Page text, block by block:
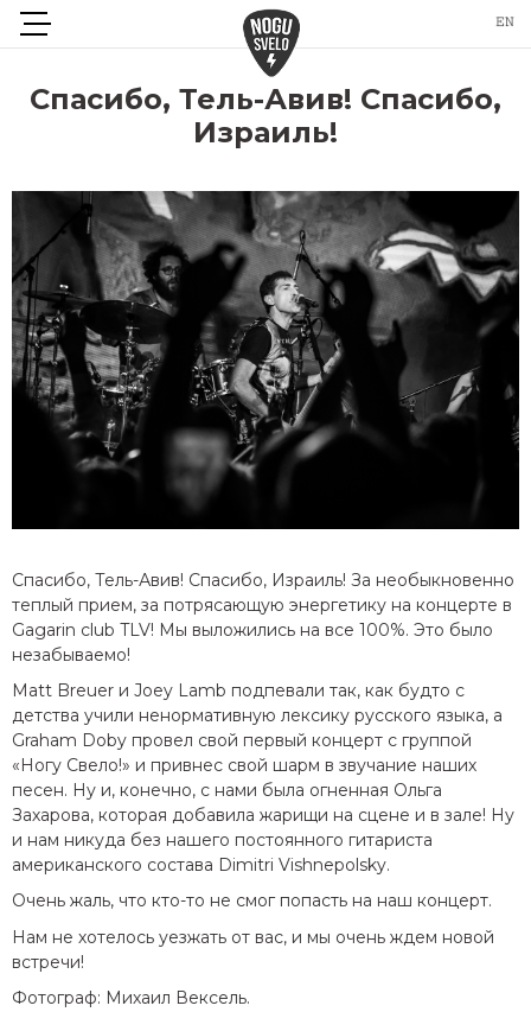
Спасибо, Тель-Авив! Спасибо,
Израиль!
Спасибо, Тель-Авив! Спасибо, Израиль! За необыкновенно
теплый прием, за потрясающую энергетику на концерте в
Gagarin club TLV! Мы выложились на все 100%. Это было
незабываемо!
Matt Breuer и Joey Lamb подпевали так, как будто с
детства учили ненормативную лексику русского языка, а
Graham Doby провел свой первый концерт с группой
«Ногу Свело!» и привнес свой шарм в звучание наших
песен. Ну и, конечно, с нами была огненная Ольга
Захарова, которая добавила жарищи на сцене и в зале! Ну
и нам никуда без нашего постоянного гитариста
американского состава Dimitri Vishnepolsky.
Очень жаль, что кто-то не смог попасть на наш концерт.
Нам не хотелось уезжать от вас, и мы очень ждем новой
встречи!
Фотограф: Михаил Вексель.